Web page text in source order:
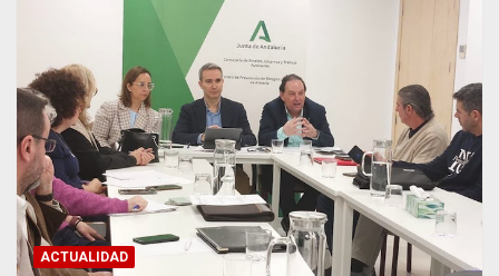
ACTUALIDAD